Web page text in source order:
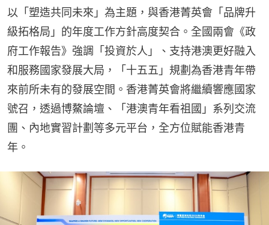
以「塑造共同未來」為主題，與香港菁英會「品牌升
級拓格局」的年度工作方針高度契合。全國兩會《政
府工作報告》強調「投資於人」、支持港澳更好融入
和服務國家發展大局，「十五五」規劃為香港青年帶
來前所未有的發展空間。香港菁英會將繼續響應國家
號召，透過博鰲論壇、「港澳青年看祖國」系列交流
團、內地實習計劃等多元平台，全方位賦能香港青
年。